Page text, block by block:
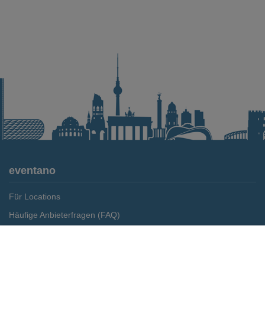
eventano
Für Locations
Häufige Anbieterfragen (FAQ)